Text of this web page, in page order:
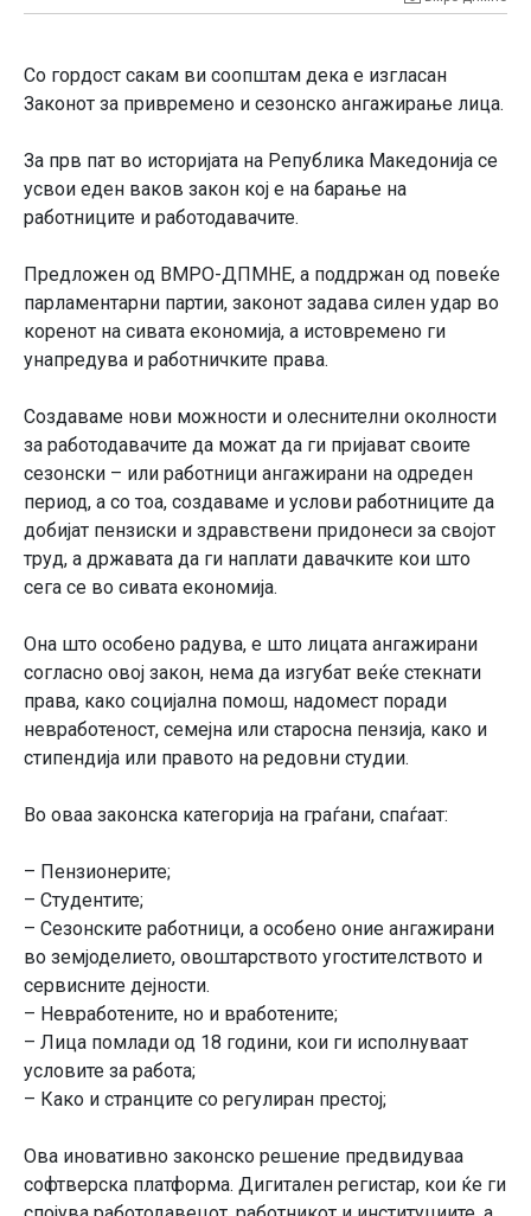
Со гордост сакам ви соопштам дека е изгласан
Законот за привремено и сезонско ангажирање лица.
За прв пат во историјата на Република Македонија се
усвои еден ваков закон кој е на барање на
работниците и работодавачите.
Предложен од ВМРО-ДПМНЕ, а поддржан од повеќе
парламентарни партии, законот задава силен удар во
коренот на сивата економија, а истовремено ги
унапредува и работничките права.
Создаваме нови можности и олеснителни околности
за работодавачите да можат да ги пријават своите
сезонски – или работници ангажирани на одреден
период, а со тоа, создаваме и услови работниците да
добијат пензиски и здравствени придонеси за својот
труд, а државата да ги наплати давачките кои што
сега се во сивата економија.
Она што особено радува, е што лицата ангажирани
согласно овој закон, нема да изгубат веќе стекнати
права, како социјална помош, надомест поради
невработеност, семејна или старосна пензија, како и
стипендија или правото на редовни студии.
Во оваа законска категорија на граѓани, спаѓаат:
– Пензионерите;
– Студентите;
– Сезонските работници, а особено оние ангажирани
во земјоделието, овоштарството угостителството и
сервисните дејности.
– Невработените, но и вработените;
– Лица помлади од 18 години, кои ги исполнуваат
условите за работа;
– Како и странците со регулиран престој;
Ова иновативно законско решение предвидуваа
софтверска платформа. Дигитален регистар, кои ќе ги